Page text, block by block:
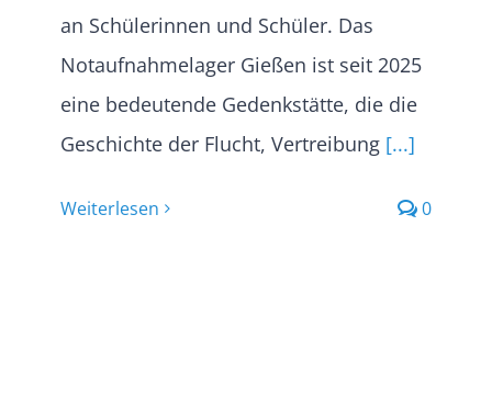
an Schülerinnen und Schüler. Das
Notaufnahmelager Gießen ist seit 2025
eine bedeutende Gedenkstätte, die die
Geschichte der Flucht, Vertreibung[...]
Weiterlesen 0